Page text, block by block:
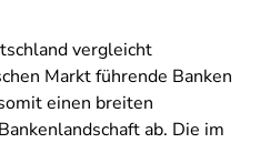
vergleicht
Markt führende Banken
einen breiten
ab. Die im